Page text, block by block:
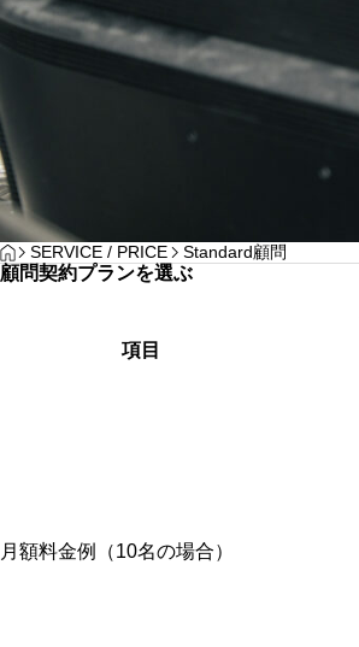
HOME
SERVICE / PRICE Standard顧問
顧問契約プランを選ぶ
項目
月額料金例（10名の場合）